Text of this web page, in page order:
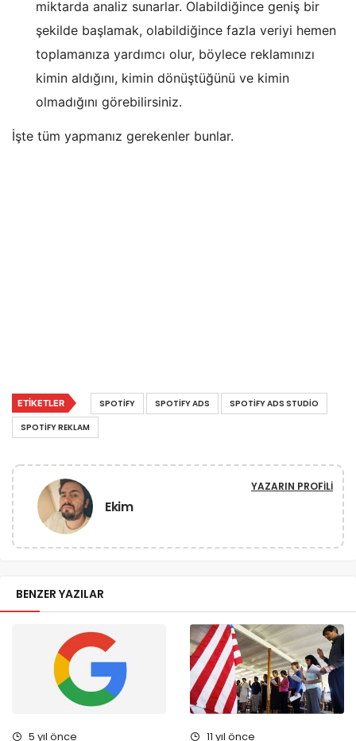
miktarda analiz sunarlar. Olabildiğince geniş bir
şekilde başlamak, olabildiğince fazla veriyi hemen
toplamanıza yardımcı olur, böylece reklamınızı
kimin aldığını, kimin dönüştüğünü ve kimin
olmadığını görebilirsiniz.
İşte tüm yapmanız gerekenler bunlar.
ETIKETLER SPOTIFY SPOTIFY ADS
SPOTIFY ADS STUDIO
SPOTIFY REKLAM
Ekim
YAZARIN PROFILI
BENZER YAZILAR
5 yıl önce 11 yıl önce